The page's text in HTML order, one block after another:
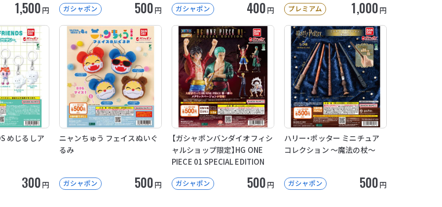
1,500円 ガシャポン 500円 ガシャポン 400円 プレミアム 1,000円
めじるしア
300円
ニャンちゅう フェイスぬいぐ
るみ
ガシャポン 500円
【ガシャポンバンダイオフィシ
ャルショップ限定】HG ONE
PIECE 01 SPECIAL EDITION
ガシャポン 500円
ハリー・ポッター ミニチュア
コレクション ～魔法の杖～
ガシャポン 500円